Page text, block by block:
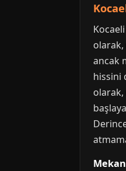
olarak,
ancak
hissini
olarak,